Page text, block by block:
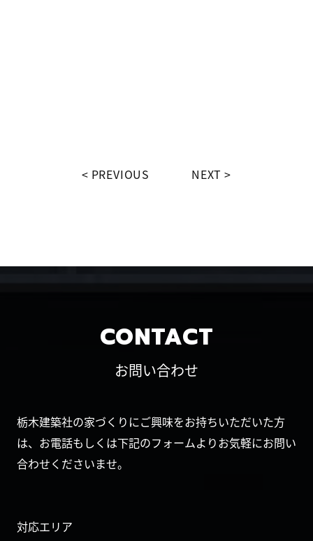
PREVIOUS NEXT
CONTACT
お問い合わせ
栃木建築社の家づくりにご興味をお持ちいただいた方
は、お電話もしくは下記のフォームよりお気軽にお問い
合わせくださいませ。
対応エリア